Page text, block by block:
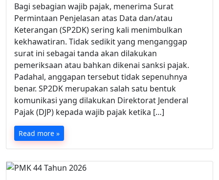
Bagi sebagian wajib pajak, menerima Surat
Permintaan Penjelasan atas Data dan/atau
Keterangan (SP2DK) sering kali menimbulkan
kekhawatiran. Tidak sedikit yang menganggap
surat ini sebagai tanda akan dilakukan
pemeriksaan atau bahkan dikenai sanksi pajak.
Padahal, anggapan tersebut tidak sepenuhnya
benar. SP2DK merupakan salah satu bentuk
komunikasi yang dilakukan Direktorat Jenderal
Pajak (DJP) kepada wajib pajak ketika […]
Read more »